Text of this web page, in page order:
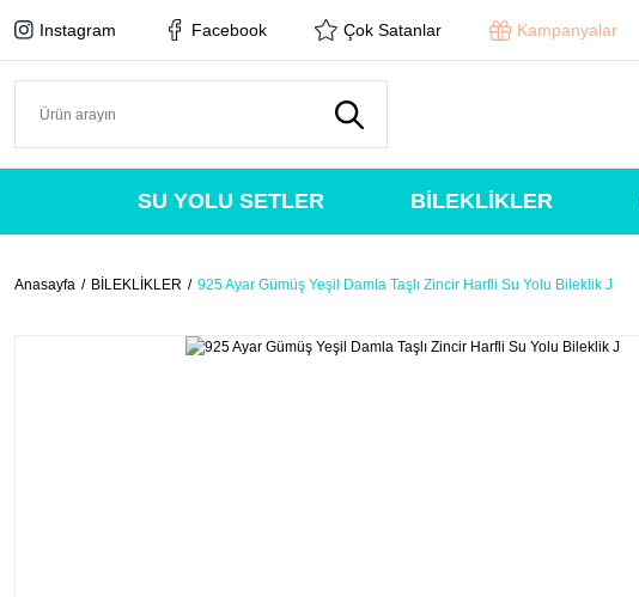
Instagram Facebook Çok Satanlar Kampanyalar
SU YOLU SETLER BİLEKLİKLER
Anasayfa BİLEKLİKLER 925 Ayar Gümüş Yeşil Damla Taşlı Zincir Harfli Su Yolu Bileklik J